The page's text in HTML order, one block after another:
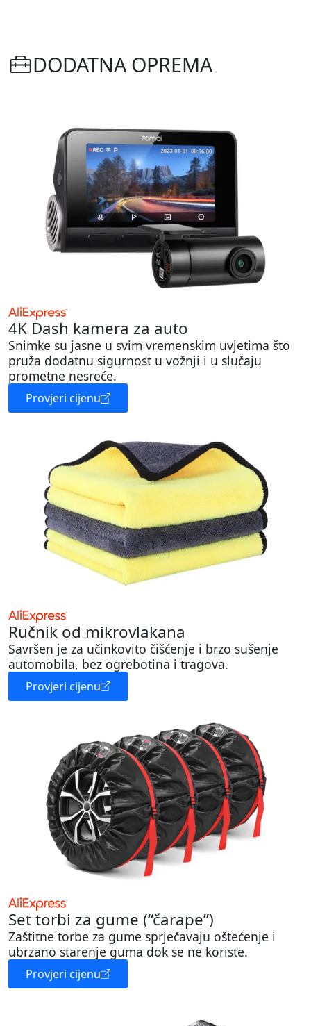
DODATNA OPREMA
4K Dash kamera za auto
Snimke su jasne u svim vremenskim uvjetima što
pruža dodatnu sigurnost u vožnji i u slučaju
prometne nesreće.
Provjeri cijenu
Ručnik od mikrovlakana
Savršen je za učinkovito čišćenje i brzo sušenje
automobila, bez ogrebotina i tragova.
Provjeri cijenu
Set torbi za gume (“čarape”)
Zaštitne torbe za gume sprječavaju oštećenje i
ubrzano starenje guma dok se ne koriste.
Provjeri cijenu